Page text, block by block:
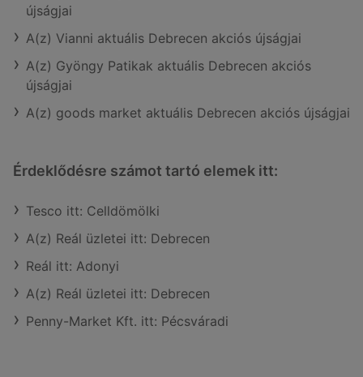
újságjai
A(z) Vianni aktuális Debrecen akciós újságjai
A(z) Gyöngy Patikak aktuális Debrecen akciós
újságjai
A(z) goods market aktuális Debrecen akciós újságjai
Érdeklődésre számot tartó elemek itt:
Tesco itt: Celldömölki
A(z) Reál üzletei itt: Debrecen
Reál itt: Adonyi
A(z) Reál üzletei itt: Debrecen
Penny-Market Kft. itt: Pécsváradi